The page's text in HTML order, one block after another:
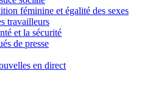
féminine et égalité des sexes
travailleurs
et la sécurité
de presse
en direct